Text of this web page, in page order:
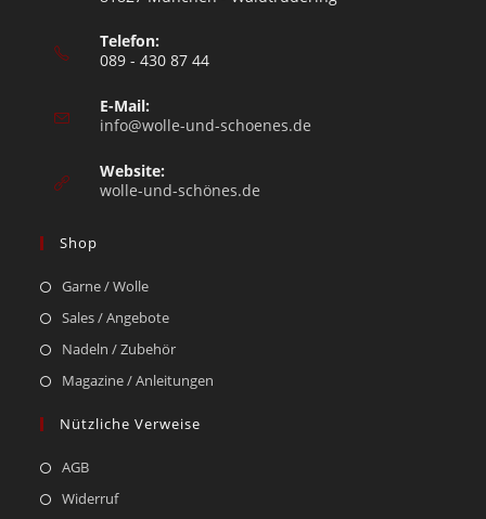
Telefon:
089 - 430 87 44
E-Mail:
info@wolle-und-schoenes.de
Website:
wolle-und-schönes.de
Shop
Garne / Wolle
Sales / Angebote
Nadeln / Zubehör
Magazine / Anleitungen
Nützliche Verweise
AGB
Widerruf